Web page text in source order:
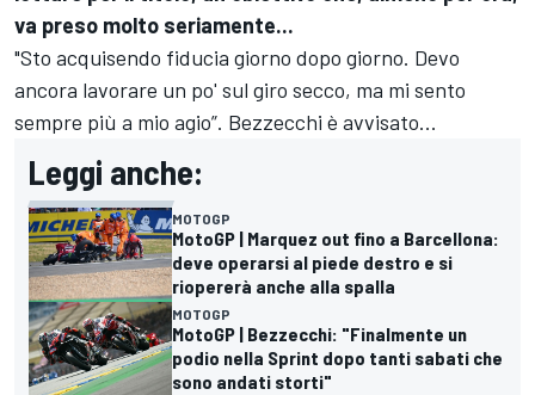
va preso molto seriamente...
"Sto acquisendo fiducia giorno dopo giorno. Devo
ancora lavorare un po' sul giro secco, ma mi sento
sempre più a mio agio”. Bezzecchi è avvisato...
Leggi anche:
MOTOGP
MotoGP | Marquez out fino a Barcellona:
deve operarsi al piede destro e si
riopererà anche alla spalla
MOTOGP
MotoGP | Bezzecchi: "Finalmente un
podio nella Sprint dopo tanti sabati che
sono andati storti"